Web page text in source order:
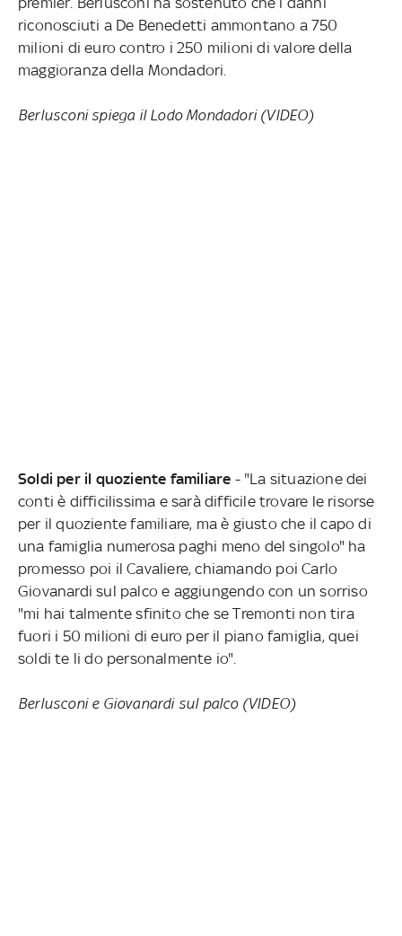
riconosciuti a De Benedetti ammontano a 750
milioni di euro contro i 250 milioni di valore della
maggioranza della Mondadori.
Berlusconi spiega il Lodo Mondadori (VIDEO)
Soldi per il quoziente familiare - "La situazione dei
conti è difficilissima e sarà difficile trovare le risorse
per il quoziente familiare, ma è giusto che il capo di
una famiglia numerosa paghi meno del singolo" ha
promesso poi il Cavaliere, chiamando poi Carlo
Giovanardi sul palco e aggiungendo con un sorriso
"mi hai talmente sfinito che se Tremonti non tira
fuori i 50 milioni di euro per il piano famiglia, quei
soldi te li do personalmente io".
Berlusconi e Giovanardi sul palco (VIDEO)